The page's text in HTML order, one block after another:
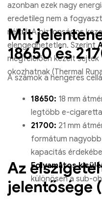
azonban ezek nagy
eredetileg nem a
nélkül, A biztonságos
elengedhetetlen. Szerint
megfelelően kezelt
okozhatnak (Thermal
Mit
18650 és
A számok a hengeres
18650: 18 mm
legtöbb e-
21700: 21 mm
formátum
kapacitás
Folyamatos
különösen a sub-
Az
jelentősége